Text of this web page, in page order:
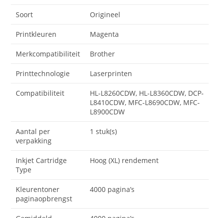
Soort Origineel
Printkleuren Magenta
Merkcompatibiliteit Brother
Printtechnologie Laserprinten
Compatibiliteit
HL-L8260CDW, HL-L8360CDW, DCP-
L8410CDW, MFC-L8690CDW, MFC-
L8900CDW
Aantal per
verpakking
1 stuk(s)
Inkjet Cartridge
Type
Hoog (XL) rendement
Kleurentoner
paginaopbrengst
4000 pagina’s